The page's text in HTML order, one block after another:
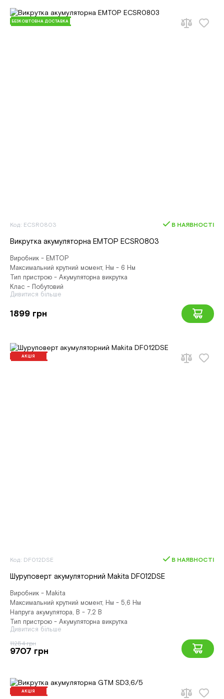
БЕЗКОШТОВНА ДОСТАВКА
Код: ECSR0803 В НАЯВНОСТІ
Викрутка акумуляторна EMTOP ECSR0803
Виробник - EMTOP
Максимальний крутний момент, Нм - 6 Нм
Тип пристрою - Акумуляторна викрутка
Клас - Побутовий
Дивитися більше
1899 грн
АКЦІЯ
Код: DF012DSE В НАЯВНОСТІ
Шуруповерт акумуляторний Makita DF012DSE
Виробник - Makita
Максимальний крутний момент, Нм - 5,6 Нм
Напруга акумулятора, В - 7,2 В
Тип пристрою - Акумуляторна викрутка
Дивитися більше
11254 грн
9707 грн
АКЦІЯ